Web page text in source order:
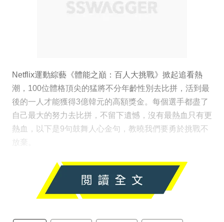
Netflix運動綜藝《體能之巔：百人大挑戰》掀起追看熱
潮，100位體格頂尖的猛將不分年齡性別去比拼，活到最
後的一人才能獲得3億韓元的高額獎金。每個選手都盡了
自己最大的努力去比拼，不留下遺憾，沒有最熱血只有更
熱血，以下是9句鼓舞人心金句，教曉我們要勇於挑戰不
放棄。